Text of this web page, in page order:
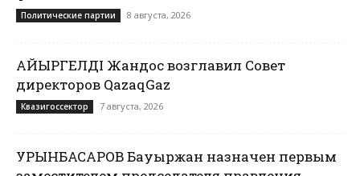
Политические партии 8 августа, 2026
ҚАЙЫРГЕЛДІ Жандос возглавил Совет
директоров QazaqGaz
Квазигоссектор 7 августа, 2026
УРЫНБАСАРОВ Бауыржан назначен первым